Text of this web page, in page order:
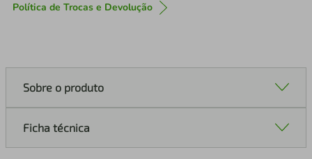
Política de Trocas e Devolução
Sobre o produto
Ficha técnica